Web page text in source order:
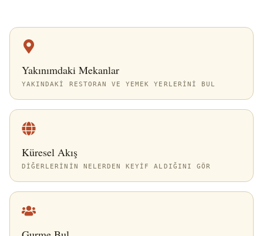
Yakınımdaki Mekanlar
YAKINDAKI RESTORAN VE YEMEK YERLERINI BUL
Küresel Akış
DIĞERLERININ NELERDEN KEYIF ALDIĞINI GÖR